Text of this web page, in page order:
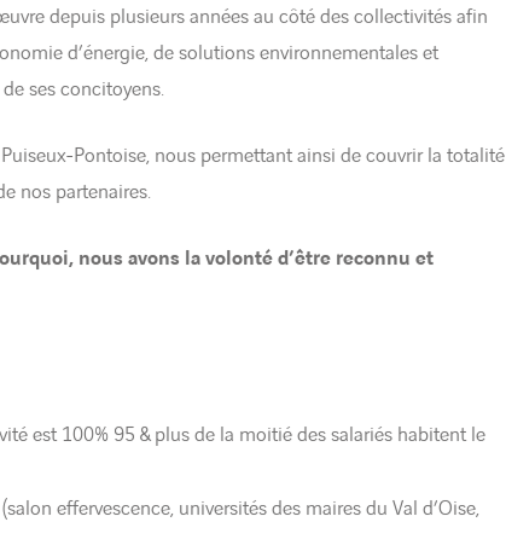
depuis plusieurs années au côté des collectivités afin
d’énergie, de solutions environnementales et
ses concitoyens.
Pontoise, nous permettant ainsi de couvrir la totalité
nos partenaires.
nous avons la volonté d’être reconnu et
est 100% 95 & plus de la moitié des salariés habitent le
effervescence, universités des maires du Val d’Oise,